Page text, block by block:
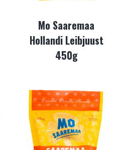
Mo Saaremaa
Hollandi Leibjuust
450g